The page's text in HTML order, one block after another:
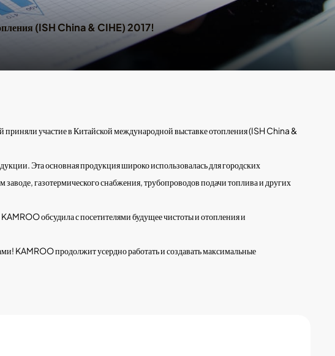
(ISH China & CIHE) 2017!
участие в Китайской международной выставке отопления (ISH China &
Эта основная продукция широко использовалась для городских
газотермического снабжения, трубопроводов подачи топлива и других
обсудила с посетителями будущее чистоты и отопления и
KAMROO продолжит усердно работать и создавать максимальные